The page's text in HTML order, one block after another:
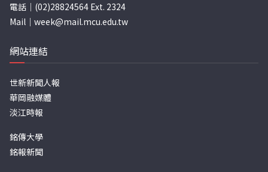
電話｜(02)28824564 Ext. 2324
Mail｜ week@mail.mcu.edu.tw
網站連結
世新新聞人報
華岡融媒體
淡江時報
銘傳大學
銘報新聞